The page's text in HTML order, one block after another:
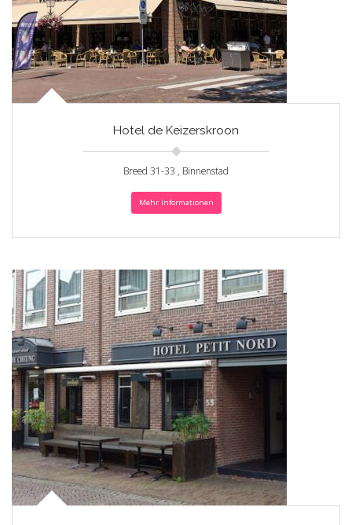
Hotel de Keizerskroon
Breed 31-33 , Binnenstad
Mehr Informationen